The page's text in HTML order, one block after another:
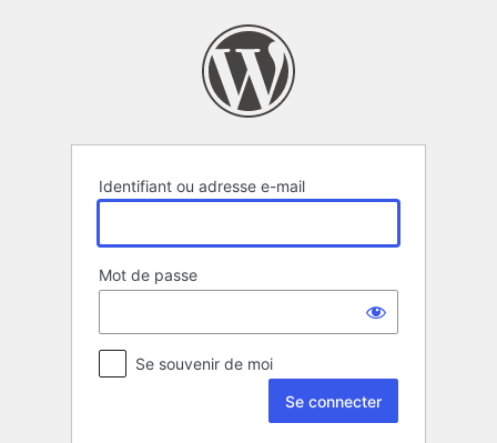
Identifiant ou adresse e-mail
Mot de passe
Se souvenir de moi